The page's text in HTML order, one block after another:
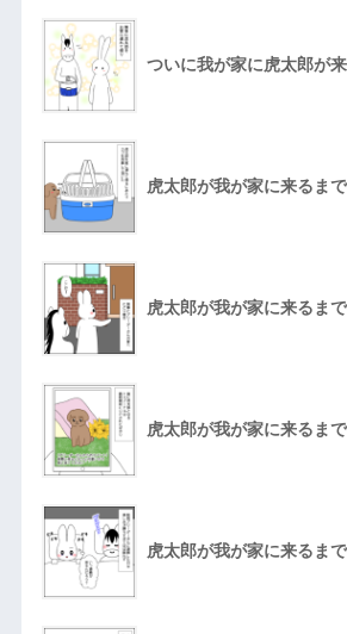
ついに我が家に虎太郎が
虎太郎が我が家に来るま
虎太郎が我が家に来るま
虎太郎が我が家に来るま
虎太郎が我が家に来るま